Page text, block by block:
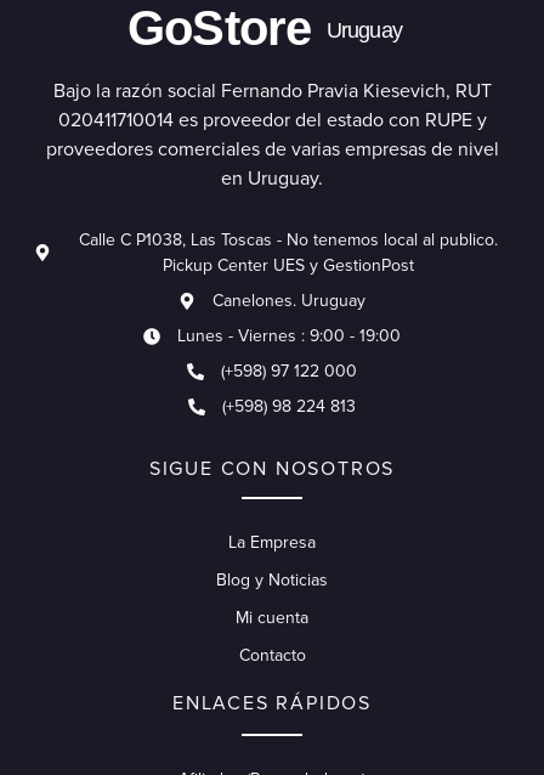
GoStore Uruguay
Bajo la razón social Fernando Pravia Kiesevich, RUT
020411710014 es proveedor del estado con RUPE y
proveedores comerciales de varias empresas de nivel
en Uruguay.
Calle C P1038, Las Toscas - No tenemos local al publico.
Pickup Center UES y GestionPost
Canelones. Uruguay
Lunes - Viernes : 9:00 - 19:00
(+598) 97 122 000
(+598) 98 224 813
SIGUE CON NOSOTROS
La Empresa
Blog y Noticias
Mi cuenta
Contacto
ENLACES RÁPIDOS